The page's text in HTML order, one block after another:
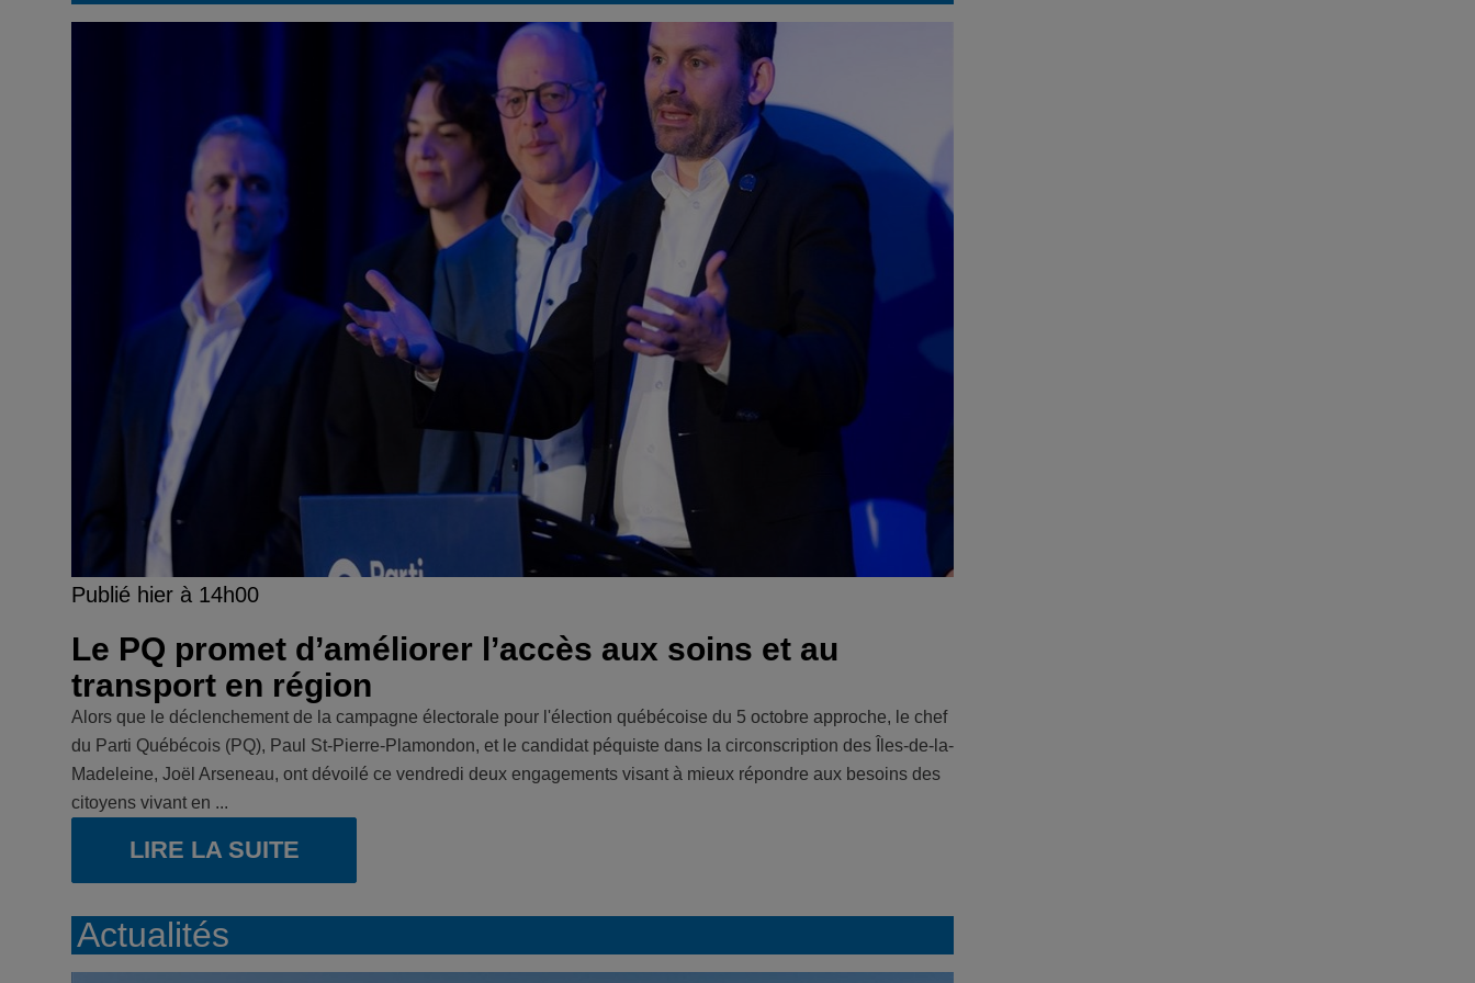
Publié hier à 14h00
Le PQ promet d’améliorer l’accès aux soins et au
transport en région
Alors que le déclenchement de la campagne électorale pour l'élection québécoise du 5 octobre approche, le chef
du Parti Québécois (PQ), Paul St-Pierre-Plamondon, et le candidat péquiste dans la circonscription des Îles-de-la-
Madeleine, Joël Arseneau, ont dévoilé ce vendredi deux engagements visant à mieux répondre aux besoins des
citoyens vivant en ...
LIRE LA SUITE
Actualités